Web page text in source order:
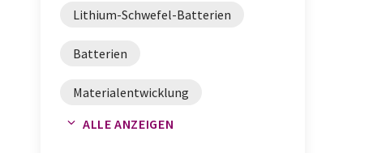
Lithium-Schwefel-Batterien
Batterien
Materialentwicklung
Covalent-organic Frameworks
ALLE ANZEIGEN